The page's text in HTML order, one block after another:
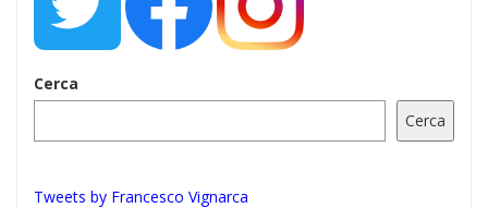
Cerca
Cerca
Tweets by Francesco Vignarca